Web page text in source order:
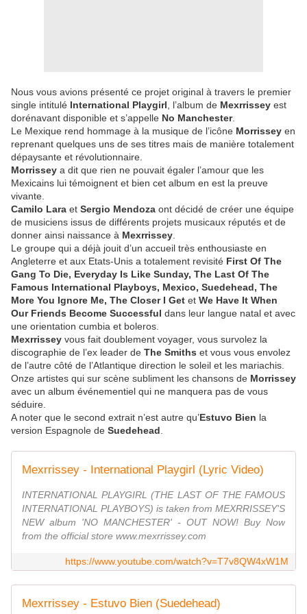
Nous vous avions présenté ce projet original à travers le premier
single intitulé International Playgirl , l’album de Mexrrissey est
dorénavant disponible et s’appelle No Manchester.
Le Mexique rend hommage à la musique de l’icône Morrissey en
reprenant quelques uns de ses titres mais de manière totalement
dépaysante et révolutionnaire.
Morrissey a dit que rien ne pouvait égaler l’amour que les
Mexicains lui témoignent et bien cet album en est la preuve
vivante.
Camilo Lara et Sergio Mendoza ont décidé de créer une équipe
de musiciens issus de différents projets musicaux réputés et de
donner ainsi naissance à Mexrrissey
Le groupe qui a déjà jouit d’un accueil très enthousiaste en
Angleterre et aux Etats-Unis a totalement revisité First Of The
Gang To Die, Everyday Is Like Sunday, The Last Of The
Famous International Playboys, Mexico, Suedehead, The
More You Ignore Me, The Closer I Get et We Have It When
Our Friends Become Successful dans leur langue natal et avec
une orientation cumbia et boleros.
Mexrrissey vous fait doublement voyager, vous survolez la
discographie de l’ex leader de The Smiths et vous vous envolez
de l’autre côté de l’Atlantique direction le soleil et les mariachis.
Onze artistes qui sur scène subliment les chansons de Morrissey
avec un album événementiel qui ne manquera pas de vous
séduire.
A noter que le second extrait n’est autre qu’Estuvo Bien la
version Espagnole de Suedehead
Mexrrissey - International Playgirl (Lyric Video)
INTERNATIONAL PLAYGIRL (THE LAST OF THE FAMOUS
INTERNATIONAL PLAYBOYS) is taken from MEXRRISSEY'S
NEW album 'NO MANCHESTER' - OUT NOW! Buy Now
from the official store www.mexrrissey.com
https://www.youtube.com/watch?v=T7v8QW4xW1M
Mexrrissey - Estuvo Bien (Suedehead)